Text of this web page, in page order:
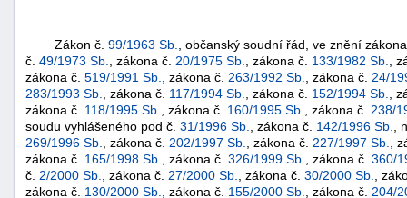
Zákon č. 99/1963 Sb.
, občanský soudní řád, ve znění
č. 49/1973 Sb. , zákona č. 20/1975 Sb. , zákona č. 133/1982 Sb.
,
zákona č. 519/1991 Sb. , zákona č. 263/1992 Sb. , zákona č. 24/
283/1993 Sb.
, zákona č. 117/1994 Sb. , zákona č. 152/1994 Sb.
,
zákona č. 118/1995 Sb. , zákona č. 160/1995 Sb. , zákona č. 238/
soudu vyhlášeného pod č. 31/1996 Sb. , zákona č. 142/1996 Sb.
,
269/1996 Sb.
, zákona č. 202/1997 Sb. , zákona č. 227/1997 Sb.
,
zákona č. 165/1998 Sb. , zákona č. 326/1999 Sb. , zákona č. 360/
č. 2/2000 Sb. , zákona č. 27/2000 Sb. , zákona č. 30/2000 Sb.
,
zákona č. 130/2000 Sb. , zákona č. 155/2000 Sb. , zákona č. 204/